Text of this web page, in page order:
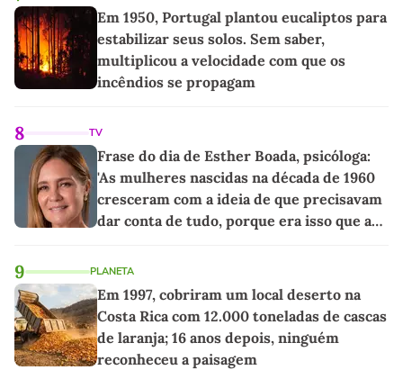
Em 1950, Portugal plantou eucaliptos para
estabilizar seus solos. Sem saber,
multiplicou a velocidade com que os
incêndios se propagam
8 TV
Frase do dia de Esther Boada, psicóloga:
'As mulheres nascidas na década de 1960
cresceram com a ideia de que precisavam
dar conta de tudo, porque era isso que a
9 PLANETA
Em 1997, cobriram um local deserto na
Costa Rica com 12.000 toneladas de cascas
de laranja; 16 anos depois, ninguém
reconheceu a paisagem